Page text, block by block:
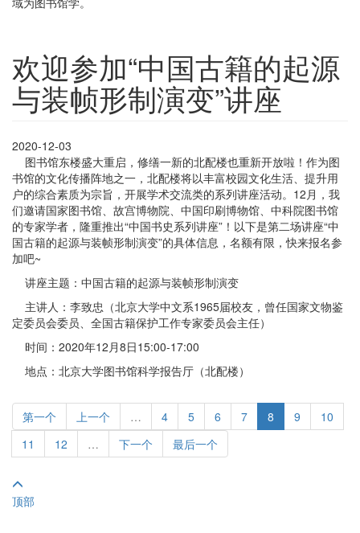
欢迎参加“中国古籍的起源
与装帧形制演变”讲座
2020-12-03
图书馆东楼盛大重启，修缮一新的北配楼也重新开放啦！作为图
书馆的文化传播阵地之一，北配楼将以丰富校园文化生活、提升用
户的综合素质为宗旨，开展学术交流类的系列讲座活动。12月，我
们邀请国家图书馆、故宫博物院、中国印刷博物馆、中科院图书馆
的专家学者，隆重推出“中国书史系列讲座”！以下是第二场讲座“中
国古籍的起源与装帧形制演变”的具体信息，名额有限，快来报名参
加吧~
讲座主题：中国古籍的起源与装帧形制演变
主讲人：李致忠（北京大学中文系1965届校友，曾任国家文物鉴
定委员会委员、全国古籍保护工作专家委员会主任）
时间：2020年12月8日15:00-17:00
地点：北京大学图书馆科学报告厅（北配楼）
第一个 上一个 … 4 5 6 7 8 9
10
11
12 … 下一个 最后一个
顶部